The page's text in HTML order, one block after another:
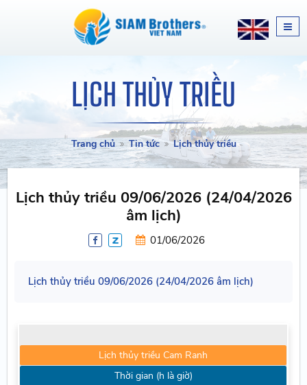
LỊCH THỦY TRIỀU
Trang chủ Tin tức Lịch thủy triều
Lịch thủy triều 09/06/2026 (24/04/2026
âm lịch)
01/06/2026
Lịch thủy triều 09/06/2026 (24/04/2026 âm lịch)
Lịch thủy triều Cam Ranh
Thời gian (h là giờ)